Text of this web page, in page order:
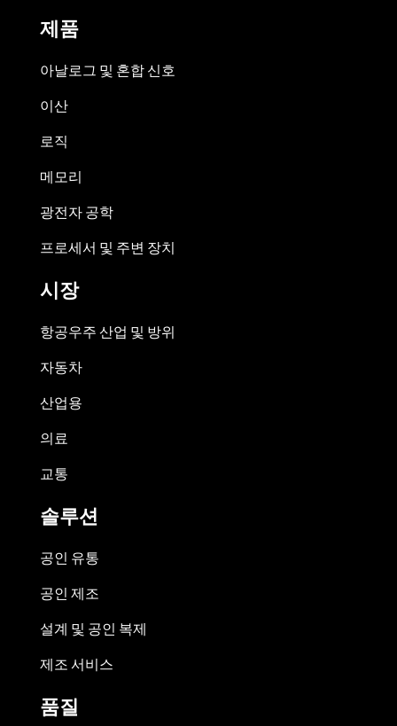
제품
아날로그 및 혼합 신호
이산
로직
메모리
광전자 공학
프로세서 및 주변 장치
시장
항공우주 산업 및 방위
자동차
산업용
의료
교통
솔루션
공인 유통
공인 제조
설계 및 공인 복제
제조 서비스
품질